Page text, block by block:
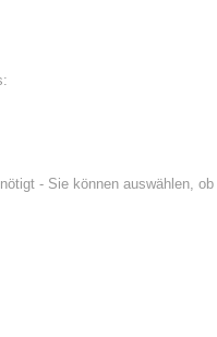
- Sie können auswählen, ob